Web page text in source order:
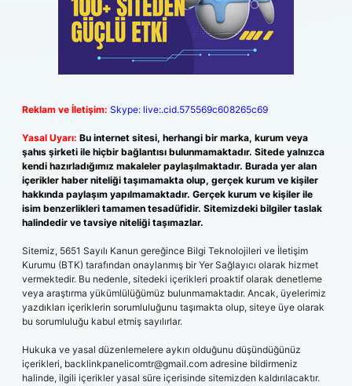
Reklam ve İletişim: Skype: live:.cid.575569c608265c69
Yasal Uyarı: Bu internet sitesi, herhangi bir marka, kurum veya
şahıs şirketi ile hiçbir bağlantısı bulunmamaktadır. Sitede yalnızca
kendi hazırladığımız makaleler paylaşılmaktadır. Burada yer alan
içerikler haber niteliği taşımamakta olup, gerçek kurum ve kişiler
hakkında paylaşım yapılmamaktadır. Gerçek kurum ve kişiler ile
isim benzerlikleri tamamen tesadüfidir. Sitemizdeki bilgiler taslak
halindedir ve tavsiye niteliği taşımazlar.
Sitemiz, 5651 Sayılı Kanun gereğince Bilgi Teknolojileri ve İletişim
Kurumu (BTK) tarafından onaylanmış bir Yer Sağlayıcı olarak hizmet
vermektedir. Bu nedenle, sitedeki içerikleri proaktif olarak denetleme
veya araştırma yükümlülüğümüz bulunmamaktadır. Ancak, üyelerimiz
yazdıkları içeriklerin sorumluluğunu taşımakta olup, siteye üye olarak
bu sorumluluğu kabul etmiş sayılırlar.
Hukuka ve yasal düzenlemelere aykırı olduğunu düşündüğünüz
içerikleri, backlinkpanelicomtr@gmail.com adresine bildirmeniz
halinde, ilgili içerikler yasal süre içerisinde sitemizden kaldırılacaktır.